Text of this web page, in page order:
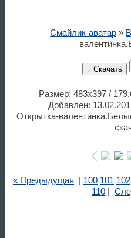
Смайлик-аватар»
↓ Скачать
Размер: 483x397 /
Добавлен:
Открытка-
« Предыдущая 100 101 102
110 |